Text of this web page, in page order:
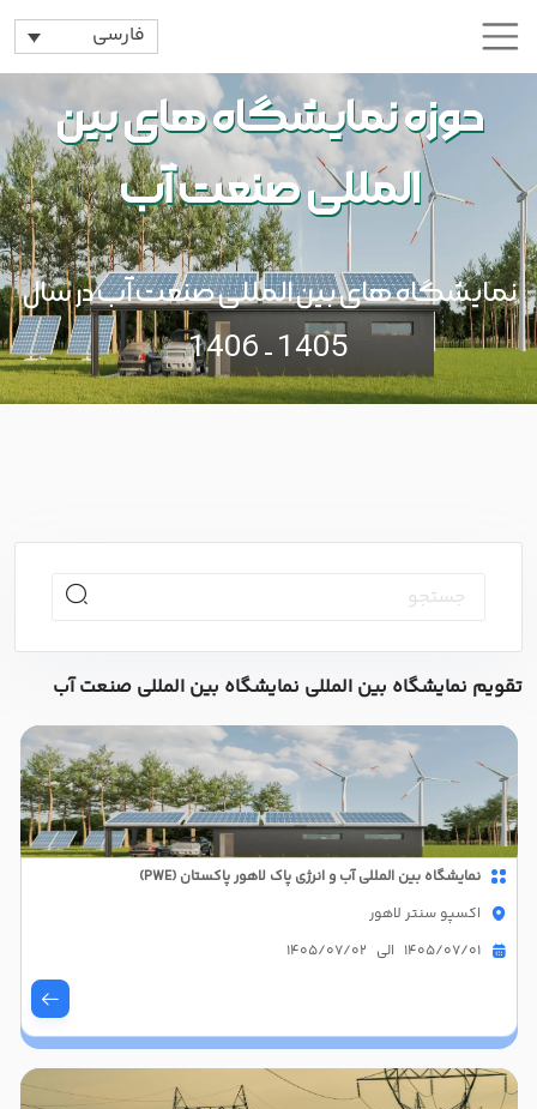
فارسی
حوزه نمایشگاه های بین
المللی صنعت آب
نمایشگاه های بین المللی صنعت آب در سال
1405 - 1406
تقویم نمایشگاه بین المللی نمایشگاه بین المللی صنعت آب
نمایشگاه بین المللی آب و انرژی پاک لاهور پاکستان (PWE)
اکسپو سنتر لاهور
1405/07/01 الی 1405/07/02